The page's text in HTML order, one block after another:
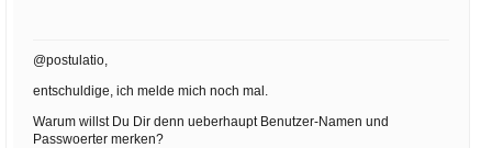
@postulatio,
entschuldige, ich melde mich noch mal.
Warum willst Du Dir denn ueberhaupt Benutzer-Namen und
Passwoerter merken?